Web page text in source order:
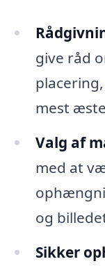
give råd
mest
Valg af
med at
og
Sikker